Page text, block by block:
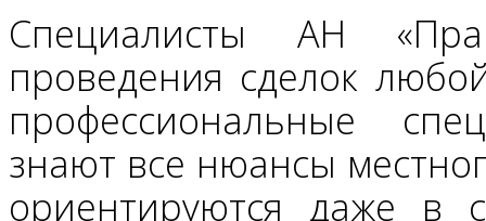
Специалисты АН
проведения сделок
профессиональные
знают все нюансы
ориентируются даже в